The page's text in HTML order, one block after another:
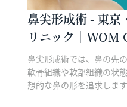
鼻尖形成術 - 東京
リニック｜
鼻尖形成術では、鼻の先
軟骨組織や軟部組織の状
想的な鼻の形を追求します